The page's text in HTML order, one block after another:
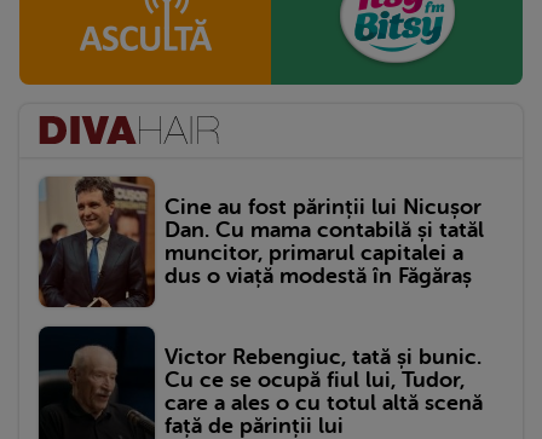
Cine au fost părinții lui Nicușor
Dan. Cu mama contabilă și tatăl
muncitor, primarul capitalei a
dus o viață modestă în Făgăraș
Victor Rebengiuc, tată și bunic.
Cu ce se ocupă fiul lui, Tudor,
care a ales o cu totul altă scenă
față de părinții lui